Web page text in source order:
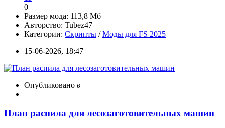
0
Размер мода: 113,8 Мб
Авторство: Tubez47
Категории: Скрипты /Моды для FS 2025
15-06-2026, 18:47
Опубликовано в
План распила для лесозаготовительных машин